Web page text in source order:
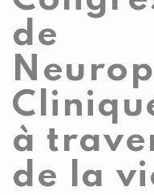
de
à
de la